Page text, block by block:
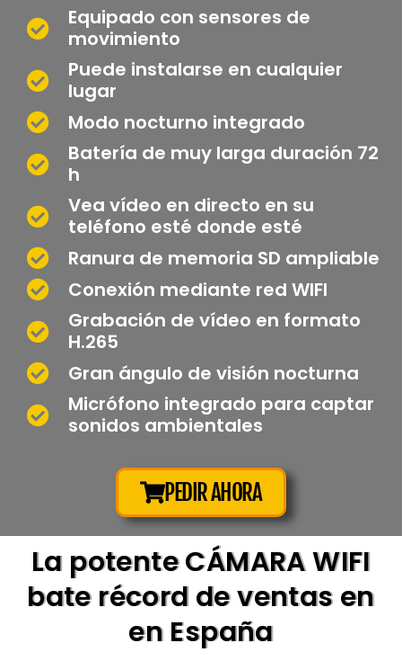
Equipado con sensores de
movimiento
Puede instalarse en cualquier
lugar
Modo nocturno integrado
Batería de muy larga duración 72
h
Vea vídeo en directo en su
teléfono esté donde esté
Ranura de memoria SD ampliable
Conexión mediante red WIFI
Grabación de vídeo en formato
H.265
Gran ángulo de visión nocturna
Micrófono integrado para captar
sonidos ambientales
PEDIR AHORA
La potente CÁMARA WIFI
bate récord de ventas en
en España